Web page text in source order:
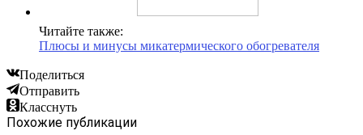
Читайте также:
Плюсы и минусы микатермического обогревателя
Поделиться
Отправить
Класснуть
Похожие публикации